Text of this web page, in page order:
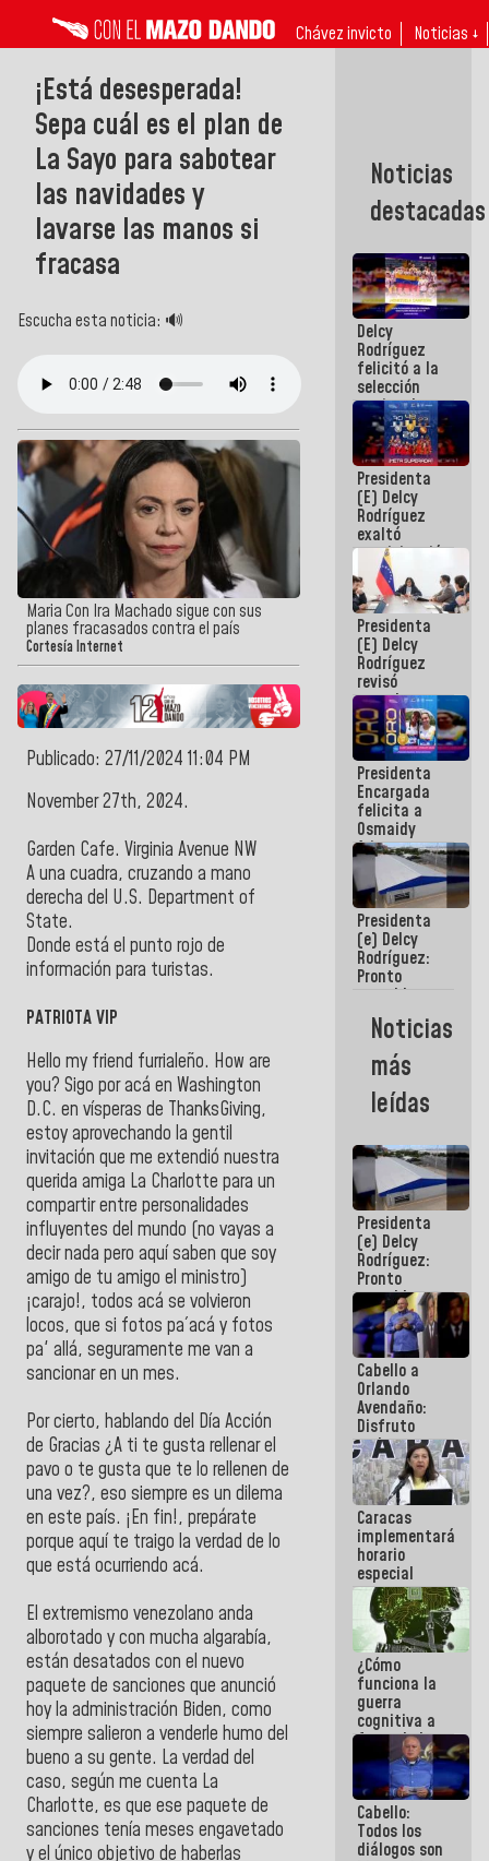
Chávez invicto Noticias ↓
¡Está desesperada!
Sepa cuál es el plan de
La Sayo para sabotear
las navidades y
lavarse las manos si
fracasa
Escucha esta noticia: 🔊
Maria Con Ira Machado sigue con sus
planes fracasados contra el país
Cortesía Internet
Publicado: 27/11/2024 11:04 PM
November 27th, 2024.
Garden Cafe. Virginia Avenue NW
A una cuadra, cruzando a mano
derecha del U.S. Department of
State.
Donde está el punto rojo de
información para turistas.
PATRIOTA VIP
Hello my friend furrialeño. How are
you? Sigo por acá en Washington
D.C. en vísperas de ThanksGiving,
estoy aprovechando la gentil
invitación que me extendió nuestra
querida amiga La Charlotte para un
compartir entre personalidades
influyentes del mundo (no vayas a
decir nada pero aquí saben que soy
amigo de tu amigo el ministro)
¡carajo!, todos acá se volvieron
locos, que si fotos pa´acá y fotos
pa' allá, seguramente me van a
sancionar en un mes.
Por cierto, hablando del Día Acción
de Gracias ¿A ti te gusta rellenar el
pavo o te gusta que te lo rellenen de
una vez?, eso siempre es un dilema
en este país. ¡En fin!, prepárate
porque aquí te traigo la verdad de lo
que está ocurriendo acá.
El extremismo venezolano anda
alborotado y con mucha algarabía,
están desatados con el nuevo
paquete de sanciones que anunció
hoy la administración Biden, como
siempre salieron a venderle humo del
bueno a su gente. La verdad del
caso, según me cuenta La
Charlotte, es que ese paquete de
sanciones tenía meses engavetado
y el único objetivo de haberlas
Noticias
destacadas
Delcy
Rodríguez
felicitó a la
selección
nacional
masculina
de voleibol
campeona
de la Copa
Panamericana
Sub-17
Presidenta
(E) Delcy
Rodríguez
exaltó
participación
de
Venezuela
en Juegos
Centroamericanos
y del Caribe
2026
Presidenta
(E) Delcy
Rodríguez
revisó
agenda
económica y
ejecución de
fondos de
emergencia
post-sismos
Presidenta
Encargada
felicita a
Osmaidy
Arias y
Giraly
Marcano por
hacer
historia en
los
Centroamericanos
Presidenta
(e) Delcy
Rodríguez:
Pronto
restableceremos
las
operaciones
Aeropuerto
Internacional
de
Noticias
más
leídas
Presidenta
(e) Delcy
Rodríguez:
Pronto
restableceremos
las
operaciones
en el
Aeropuerto
Internacional
de
Maiquetía
Cabello a
Orlando
Avendaño:
Disfruto
cada vez
que escribes
porque lo
que haces
es
embarrarla
Caracas
implementará
horario
especial
para
adaptarse
al plan de
ahorro
energético
¿Cómo
funciona la
guerra
cognitiva a
favor de la
narrativa
hegemónica?
(1)
Cabello:
Todos los
diálogos son